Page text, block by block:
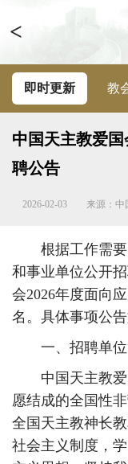
<
即时更新 教
中国天主教爱
聘公告
2026-02-03 来源：中
根据工作需要
和事业单位公开
会2026年度面向
名。具体事项公告
一、招聘单位
中国天主教爱
愿结成的全国性
全国天主教神长
社会主义制度，